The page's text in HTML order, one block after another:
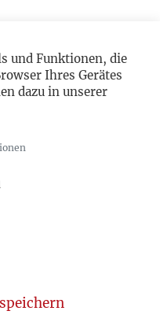
und Funktionen, die
Ihres Gerätes
dazu in unserer